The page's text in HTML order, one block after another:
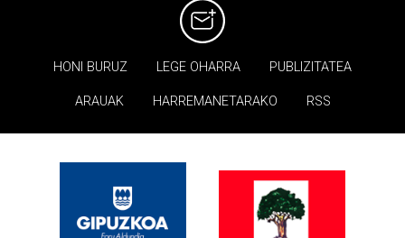
HONI BURUZ LEGE OHARRA PUBLIZITATEA
ARAUAK HARREMANETARAKO RSS